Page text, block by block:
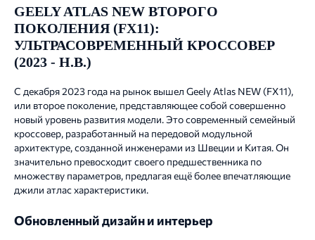
GEELY ATLAS NEW ВТОРОГО
ПОКОЛЕНИЯ (FX11):
УЛЬТРАСОВРЕМЕННЫЙ КРОССОВЕР
(2023 - Н.В.)
С декабря 2023 года на рынок вышел Geely Atlas NEW (FX11),
или второе поколение, представляющее собой совершенно
новый уровень развития модели. Это современный семейный
кроссовер, разработанный на передовой модульной
архитектуре, созданной инженерами из Швеции и Китая. Он
значительно превосходит своего предшественника по
множеству параметров, предлагая ещё более впечатляющие
джили атлас характеристики.
Обновленный дизайн и интерьер